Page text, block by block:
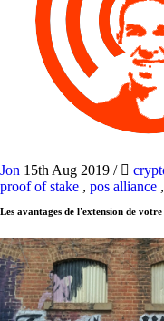
Jon 15th Aug 2019 /
proof of stake , pos alliance ,
Les avantages de l'extension de votre